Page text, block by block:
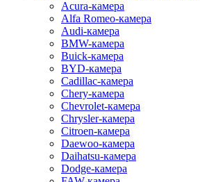
Acura-камера
Alfa Romeo-камера
Audi-камера
BMW-камера
Buick-камера
BYD-камера
Cadillac-камера
Chery-камера
Chevrolet-камера
Chrysler-камера
Citroen-камера
Daewoo-камера
Daihatsu-камера
Dodge-камера